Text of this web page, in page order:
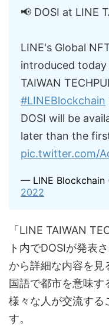
📢 DOSI at LINE
LINE's Global
introduced
TAIWAN
#LINEBlockchain
DOSI will be
later than the
pic.twitter.com/
— LINE Blockchain
2022
「LINE TAIWAN
ト内でDOSIが発表さ
から詳細な内容を見
国語で都市を意味
様々な人が交流する
す。